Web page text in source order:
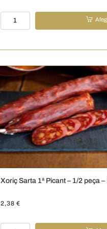
quantitat
de
de
-
100
g
Xoriç Sarta 1ª Picant – 1/2 peça –
2,38 €